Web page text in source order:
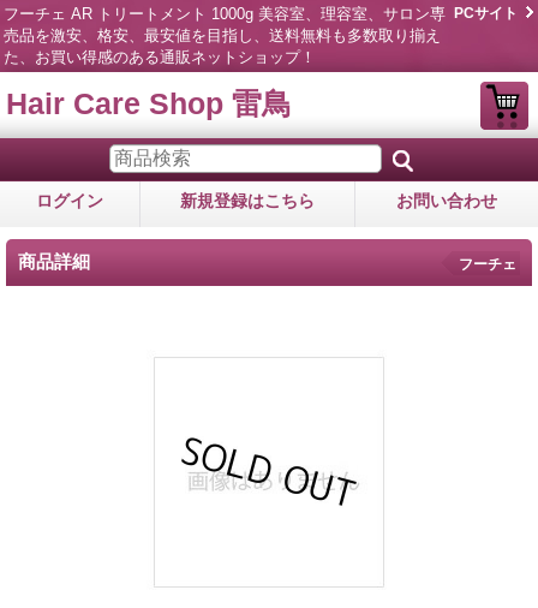
フーチェ AR トリートメント 1000g 美容室、理容室、サロン専
売品を激安、格安、最安値を目指し、送料無料も多数取り揃え
た、お買い得感のある通販ネットショップ！
PCサイト
Hair Care Shop 雷鳥
ログイン 新規登録はこちら お問い合わせ
商品詳細 フーチェ